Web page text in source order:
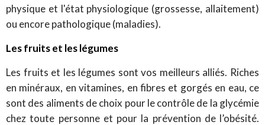
physique et l'état physiologique (grossesse, allaitement)
ou encore pathologique (maladies).
Les fruits et les légumes
Les fruits et les légumes sont vos meilleurs alliés. Riches
en minéraux, en vitamines, en fibres et gorgés en eau, ce
sont des aliments de choix pour le contrôle de la glycémie
chez toute personne et pour la prévention de l’obésité.